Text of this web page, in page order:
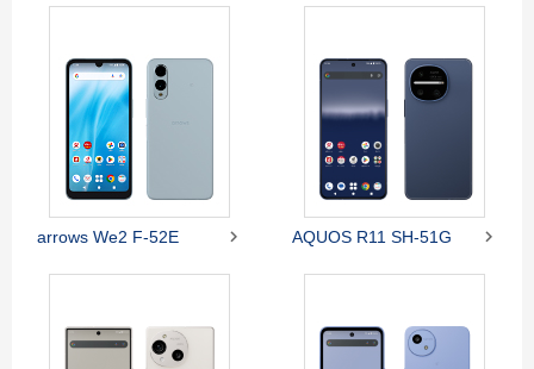
arrows We2 F-52E  AQUOS R11 SH-51G 